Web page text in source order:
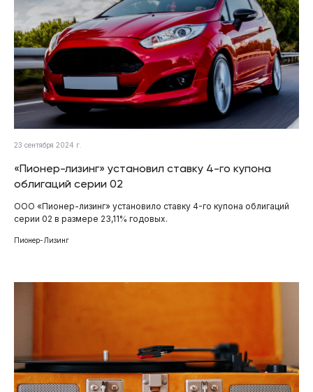
23 сентября 2024 г.
«Пионер-лизинг» установил ставку 4-го купона
облигаций серии 02
ООО «Пионер-лизинг» установило ставку 4-го купона облигаций
серии 02 в размере 23,11% годовых.
Пионер-Лизинг